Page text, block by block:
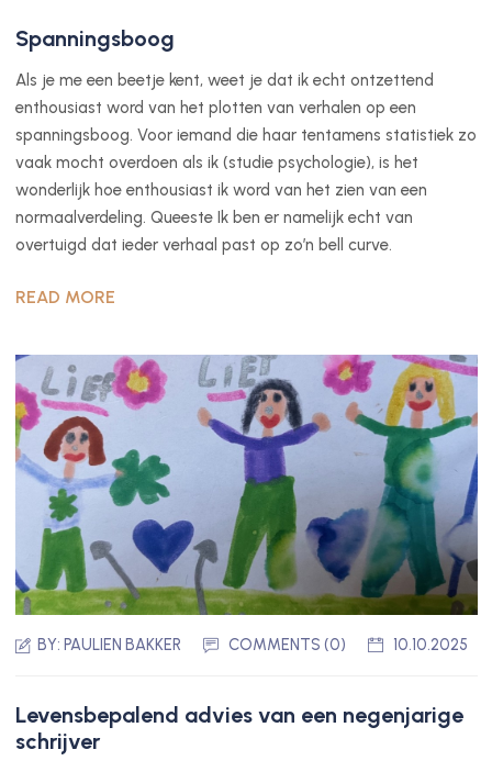
Spanningsboog
Als je me een beetje kent, weet je dat ik echt ontzettend
enthousiast word van het plotten van verhalen op een
spanningsboog. Voor iemand die haar tentamens statistiek zo
vaak mocht overdoen als ik (studie psychologie), is het
wonderlijk hoe enthousiast ik word van het zien van een
normaalverdeling. Queeste Ik ben er namelijk echt van
overtuigd dat ieder verhaal past op zo’n bell curve.
READ MORE
BY: PAULIEN BAKKER COMMENTS (0) 10.10.2025
Levensbepalend advies van een negenjarige
schrijver